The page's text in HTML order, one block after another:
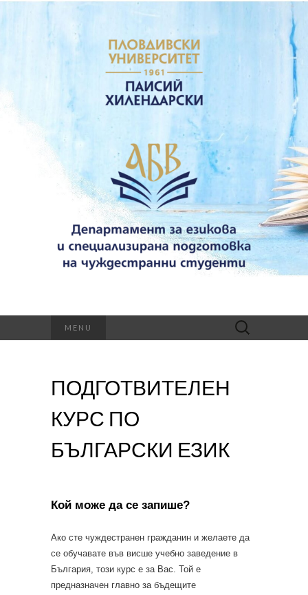
MENU
Търсене
за:
ПОДГОТВИТЕЛЕН
КУРС ПО
БЪЛГАРСКИ ЕЗИК
Кой може да се запише?
Ако сте чуждестранен гражданин и желаете да
се обучавате във висше учебно заведение в
България, този курс е за Вас. Той е
предназначен главно за бъдещите